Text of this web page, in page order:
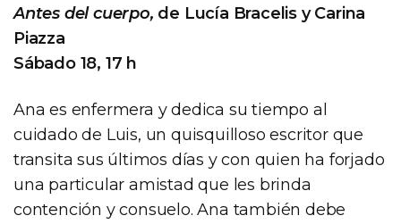
Antes del cuerpo, de Lucía Bracelis y Carina
Piazza
Sábado 18, 17 h
Ana es enfermera y dedica su tiempo al
cuidado de Luis, un quisquilloso escritor que
transita sus últimos días y con quien ha forjado
una particular amistad que les brinda
contención y consuelo. Ana también debe